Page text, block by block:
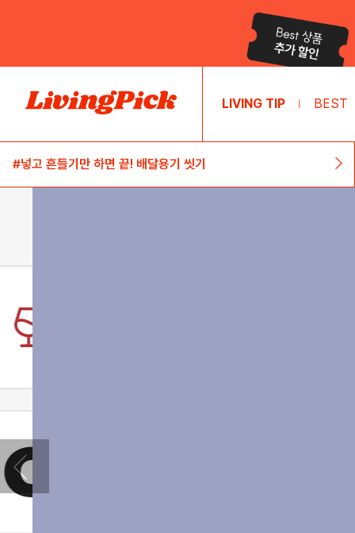
LIVING TIP | BEST
#넣고 흔들기만 하면 끝! 배달용기 씻기